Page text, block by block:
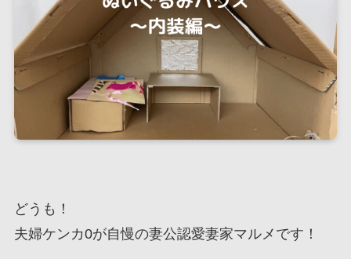
どうも！
夫婦ケンカ0が自慢の妻公認愛妻家マルメです！